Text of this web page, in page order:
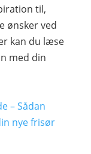
til,
ønsker ved
kan du læse
med din
– Sådan
nye frisør